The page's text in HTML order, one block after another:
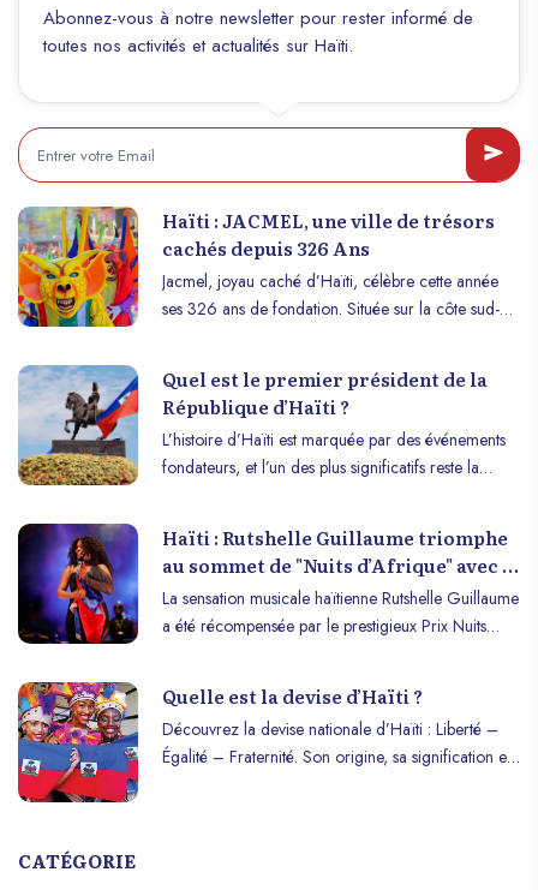
séduit les aventuriers comme les passionnés de
culture. Dans cet article, plongez dans les
pourquoi Haïti est un joyau à explorer absolument.
Abonnez-vous à notre newsletter pour rester informé de
toutes nos activités et actualités sur Haïti.
Haïti : JACMEL, une ville de trésors
cachés depuis 326 Ans
Jacmel, joyau caché d’Haïti, célèbre cette année
ses 326 ans de fondation. Située sur la côte sud-est
culturel, est une source inépuisable de beauté et de
créativité.
Quel est le premier président de la
République d’Haïti ?
L’histoire d’Haïti est marquée par des événements
fondateurs, et l’un des plus significatifs reste la
personnage clé dans cette histoire, a joué un rôle
crucial dans la création de l’État haïtien moderne.
Cet article vous invite à découvrir l’homme qui a
marqué ce tournant majeur dans l’histoire d’Haïti :
Haïti : Rutshelle Guillaume triomphe
au sommet de "Nuits d’Afrique" avec le
prix de la Francophonie
La sensation musicale haïtienne Rutshelle Guillaume
a été récompensée par le prestigieux Prix Nuits
performance électrisante qui a clôturé le festival,
attirant des centaines de spectateurs impatients de
voir la performance de celle que l’on surnomme la
Quelle est la devise d’Haïti ?
Découvrez la devise nationale d’Haïti : Liberté –
Égalité – Fraternité. Son origine, sa signification et
CATÉGORIE